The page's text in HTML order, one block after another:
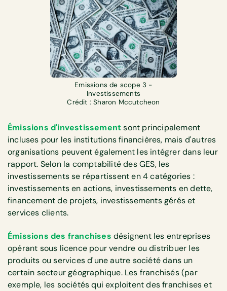
Emissions de scope 3 -
Investissements
Crédit : Sharon Mccutcheon
Émissions d'investissementsont principalement
incluses pour les institutions financières, mais d'autres
organisations peuvent également les intégrer dans leur
rapport. Selon la comptabilité des GES, les
investissements se répartissent en 4 catégories :
investissements en actions, investissements en dette,
financement de projets, investissements gérés et
services clients.
Émissions des franchises désignent les entreprises
opérant sous licence pour vendre ou distribuer les
produits ou services d'une autre société dans un
certain secteur géographique. Les franchisés (par
exemple, les sociétés qui exploitent des franchises et